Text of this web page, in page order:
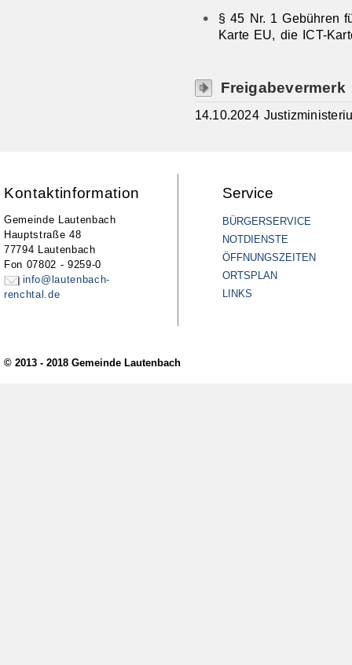
§ 45 Nr. 1 Gebühren
Karte EU, die ICT-
Freigabevermerk
14.10.2024
Kontaktinformation
Gemeinde Lautenbach
Hauptstraße 48
77794 Lautenbach
Fon 07802 - 9259-0
info@lautenbach-
renchtal.de
Service
BÜRGERSERVICE
NOTDIENSTE
ÖFFNUNGSZEITEN
ORTSPLAN
LINKS
© 2013 - 2018 Gemeinde Lautenbach